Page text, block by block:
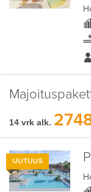
14 vrk alk.
UUTUUS